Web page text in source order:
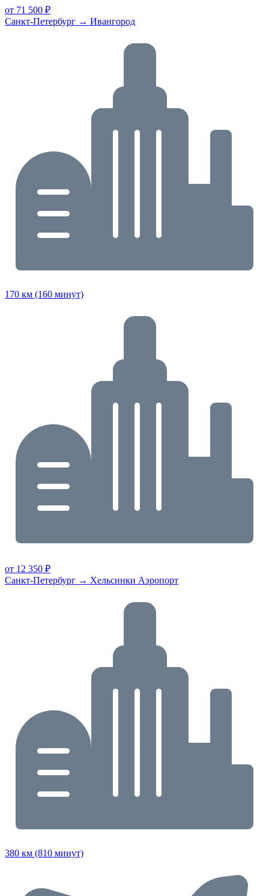
от 71 500 ₽
Санкт-Петербург → Ивангород
170 км (160 минут)
от 12 350 ₽
Санкт-Петербург → Хельсинки Аэропорт
380 км (810 минут)